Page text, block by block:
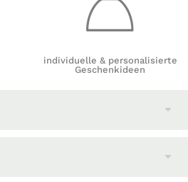
individuelle & personalisierte
Geschenkideen